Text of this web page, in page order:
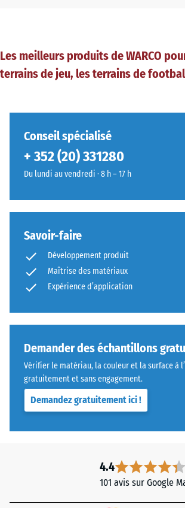
Les meilleurs produits de WARCO
terrains de jeu, les terrains de
Conseil spécialisé
+ 352 (20) 331280
Du lundi au vendredi · 8 h – 17 h
Savoir-faire
Développement produit
Maîtrise des matériaux
Expérience d’application
Demander des échantillons
Vérifier le matériau, la couleur et la surface à
gratuitement et sans engagement.
Demandez gratuitement ici !
4.4
101 avis sur Google